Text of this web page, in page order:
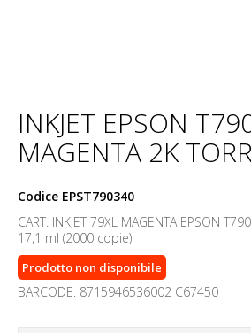
INKJET EPSON
MAGENTA 2K
Codice EPST790340
CART. INKJET 79XL MAGENTA EPSON
17,1 ml (2000 copie)
Prodotto non disponibile
BARCODE: 8715946536002 C67450